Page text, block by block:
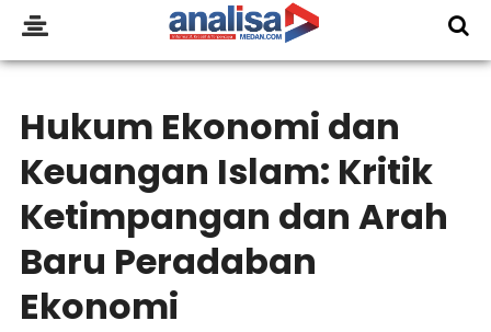
Hukum Ekonomi dan
Keuangan Islam: Kritik
Ketimpangan dan Arah
Baru Peradaban
Ekonomi